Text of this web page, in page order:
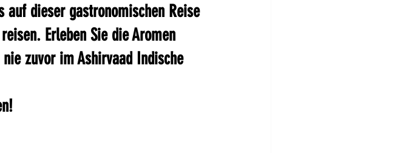
auf dieser gastronomischen Reise
Erleben Sie die Aromen
zuvor im Ashirvaad Indische